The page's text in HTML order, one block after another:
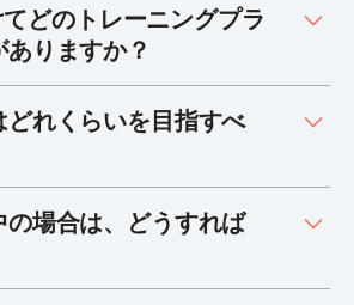
どのトレーニングプラ
りますか？
どれくらいを目指すべ
場合は、どうすれば